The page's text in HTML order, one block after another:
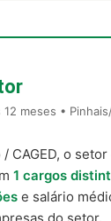
meses •
CAGED, o setor
1 cargos
e salário